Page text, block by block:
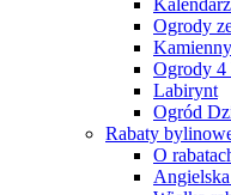
Ogrody
Ogrody 4
Labirynt
Ogród
Rabaty
O